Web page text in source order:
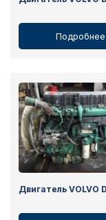
Подробнее
Двигатель VOLVO